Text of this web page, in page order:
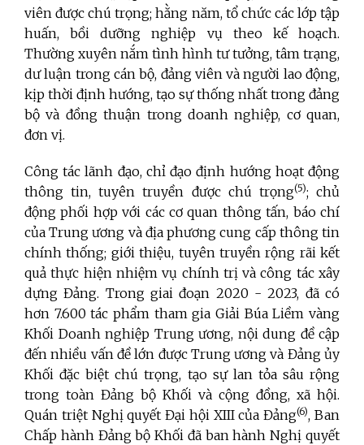
viên được chú trọng; hằng năm, tổ chức các lớp tập
huấn, bồi dưỡng nghiệp vụ theo kế hoạch.
Thường xuyên nắm tình hình tư tưởng, tâm trạng,
dư luận trong cán bộ, đảng viên và người lao động,
kịp thời định hướng, tạo sự thống nhất trong đảng
bộ và đồng thuận trong doanh nghiệp, cơ quan,
đơn vị.
Công tác lãnh đạo, chỉ đạo định hướng hoạt động
thông tin, tuyên truyền được chú trọng(5); chủ
động phối hợp với các cơ quan thông tấn, báo chí
của Trung ương và địa phương cung cấp thông tin
chính thống; giới thiệu, tuyên truyền rộng rãi kết
quả thực hiện nhiệm vụ chính trị và công tác xây
dựng Đảng. Trong giai đoạn 2020 - 2023, đã có
hơn 7.600 tác phẩm tham gia Giải Búa Liềm vàng
Khối Doanh nghiệp Trung ương, nội dung đề cập
đến nhiều vấn đề lớn được Trung ương và Đảng ủy
Khối đặc biệt chú trọng, tạo sự lan tỏa sâu rộng
trong toàn Đảng bộ Khối và cộng đồng, xã hội.
Quán triệt Nghị quyết Đại hội XIII của Đảng(6), Ban
Chấp hành Đảng bộ Khối đã ban hành Nghị quyết